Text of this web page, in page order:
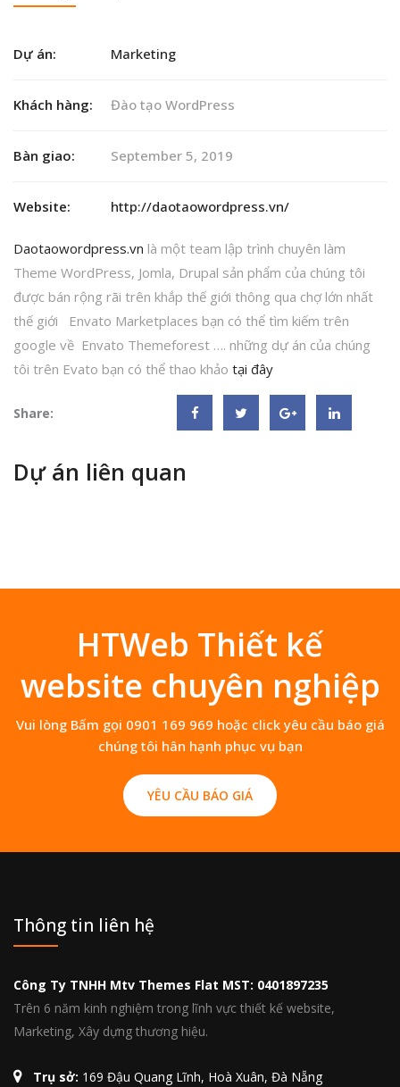
Dự án: Marketing
Khách hàng: Đào tạo WordPress
Bàn giao: September 5, 2019
Website: http://daotaowordpress.vn/
Daotaowordpress.vn là một team lập trình chuyên làm
Theme WordPress, Jomla, Drupal sản phẩm của chúng tôi
được bán rộng rãi trên khắp thế giới thông qua chợ lớn nhất
thế giới Envato Marketplaces bạn có thể tìm kiếm trên
google về Envato Themeforest …. những dự án của chúng
tôi trên Evato bạn có thể thao khảo tại đây
Share:
Dự án liên quan
HTWeb Thiết kế
website chuyên nghiệp
Vui lòng Bấm gọi 0901 169 969 hoặc click yêu cầu báo giá
chúng tôi hân hạnh phục vụ bạn
YÊU CẦU BÁO GIÁ
Thông tin liên hệ
Công Ty TNHH Mtv Themes Flat MST: 0401897235
Trên 6 năm kinh nghiệm trong lĩnh vực thiết kế website,
Marketing, Xây dựng thương hiệu.
Trụ sở: 169 Đậu Quang Lĩnh, Hoà Xuân, Đà Nẵng